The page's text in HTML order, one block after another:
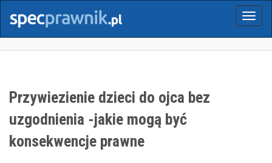
Menu
Przywiezienie dzieci do ojca bez
uzgodnienia -jakie mogą być
konsekwencje prawne